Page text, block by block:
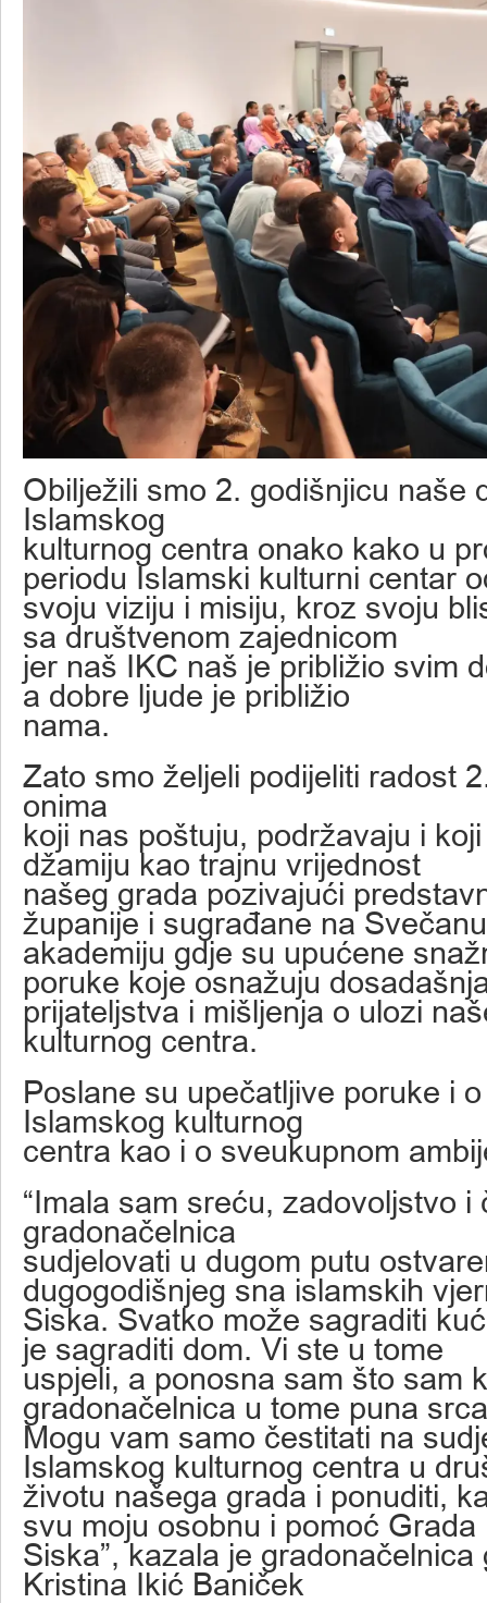
Obilježili smo 2. godišnjicu naše
Islamskog
kulturnog centra onako kako u
periodu Islamski kulturni centar
svoju viziju i misiju, kroz svoju
sa društvenom zajednicom
jer naš IKC naš je približio svim
a dobre ljude je približio
nama.
Zato smo željeli podijeliti radost
onima
koji nas poštuju, podržavaju i
džamiju kao trajnu vrijednost
našeg grada pozivajući
županije i sugrađane na Svečanu
akademiju gdje su upućene
poruke koje osnažuju
prijateljstva i mišljenja o ulozi
kulturnog centra.
Poslane su upečatljive poruke i
Islamskog kulturnog
centra kao i o sveukupnom
“Imala sam sreću, zadovoljstvo i
gradonačelnica
sudjelovati u dugom putu
dugogodišnjeg sna islamskih
Siska. Svatko može sagraditi
je sagraditi dom. Vi ste u tome
uspjeli, a ponosna sam što sam
gradonačelnica u tome puna
Mogu vam samo čestitati na
Islamskog kulturnog centra u
životu našega grada i ponuditi,
svu moju osobnu i pomoć Grada
Siska”, kazala je gradonačelnica
Kristina Ikić Baniček